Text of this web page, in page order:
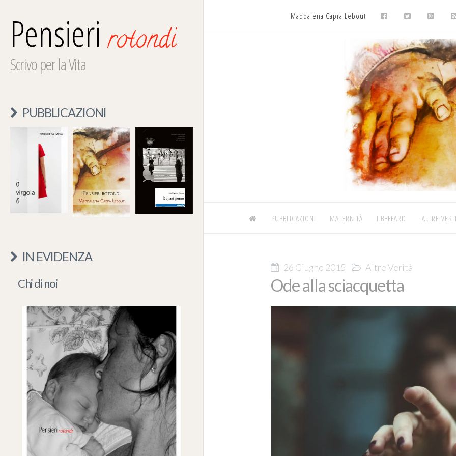
Maddalena Capra Lebout
PUBBLICAZIONI MATERNITÀ I BEFFARDI ALTRE
26 Giugno 2015 Altre Verità
Ode alla sciacquetta
Pensieri rotondi
Scrivo per la Vita
PUBBLICAZIONI
IN EVIDENZA
Chi di noi